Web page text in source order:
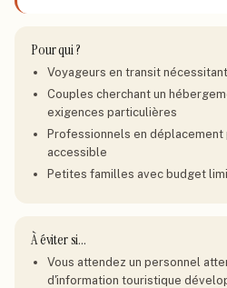
Pour qui ?
Voyageurs en transit
Couples cherchant un
exigences particulières
Professionnels en
accessible
Petites familles avec budget
À éviter si…
Vous attendez un personnel
d'information touristique